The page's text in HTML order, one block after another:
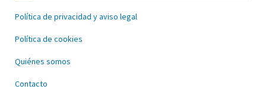
Política de privacidad y aviso legal
Política de cookies
Quiénes somos
Contacto